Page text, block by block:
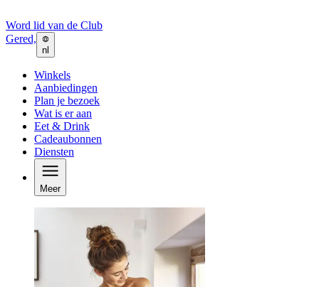
Word lid van de Club
Gered,
nl
Winkels
Aanbiedingen
Plan je bezoek
Wat is er aan
Eet & Drink
Cadeaubonnen
Diensten
Meer